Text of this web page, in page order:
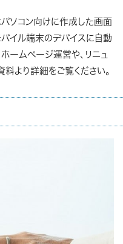
ソコン向けに作成した画面
イル端末のデバイスに自動
ームページ運営や、リニュ
より詳細をご覧ください。